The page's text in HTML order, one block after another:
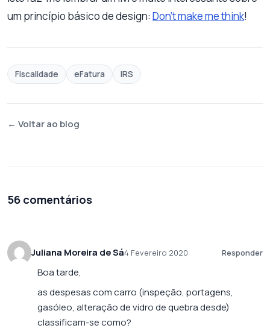
um princípio básico de design: Don’t make me think!
Fiscalidade eFatura IRS
← Voltar ao blog
56 comentários
Juliana Moreira de Sá4 Fevereiro 2020 Responder
Boa tarde,
as despesas com carro (inspeção, portagens,
gasóleo, alteração de vidro de quebra desde)
classificam-se como?